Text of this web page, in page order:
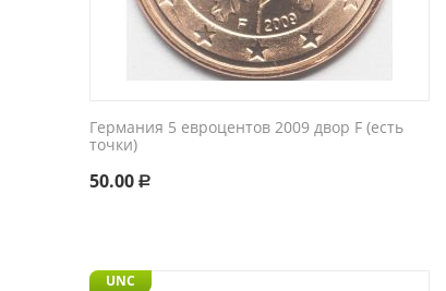
Германия 5 евроцентов 2009 двор F (есть
точки)
50.00 Р
UNC